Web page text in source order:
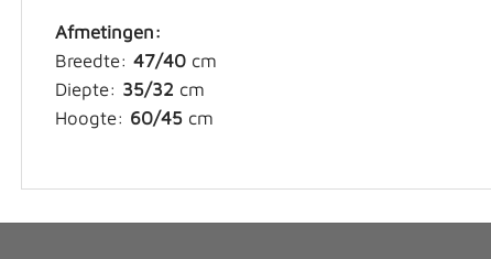
Afmetingen:
Breedte: 47/40 cm
Diepte: 35/32 cm
Hoogte: 60/45 cm